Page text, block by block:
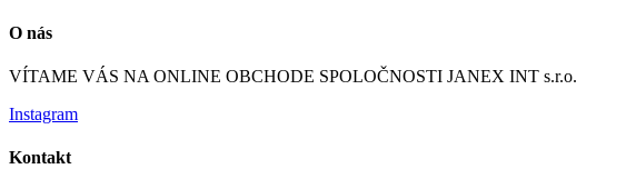
O nás
VÍTAME VÁS NA ONLINE OBCHODE SPOLOČNOSTI JANEX INT s.r.o.
Instagram
Kontakt